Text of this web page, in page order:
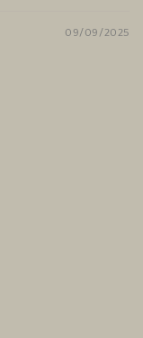
09/09/2025